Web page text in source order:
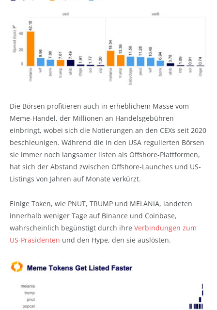
Die Börsen profitieren auch in erheblichem Masse vom
Meme-Handel, der Millionen an Handelsgebühren
einbringt, wobei sich die Notierungen an den CEXs seit 2020
beschleunigen. Während die in den USA regulierten Börsen
sie immer noch langsamer listen als Offshore-Plattformen,
hat sich der Abstand zwischen Offshore-Launches und US-
Listings von Jahren auf Monate verkürzt.
Einige Token, wie PNUT, TRUMP und MELANIA, landeten
innerhalb weniger Tage auf Binance und Coinbase,
wahrscheinlich begünstigt durch ihre Verbindungen zum
US-Präsidenten und den Hype, den sie auslösten.